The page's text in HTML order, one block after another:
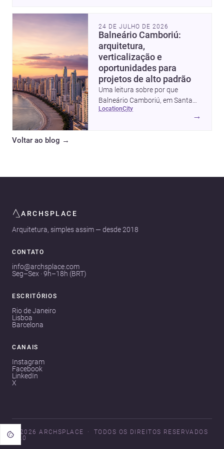
24 DE JULHO DE 2026
Balneário Camboriú:
arquitetura,
verticalização e
oportunidades para
projetos de alto padrão
Uma leitura sobre por que
Balneário Camboriú, em Santa
Catarina, virou referência em
location city
→
Voltar ao blog →
ARCHSPLACE
Arquitetura, simples assim — desde 2018
CONTATO
info@archsplace.com
Seg–Sex · 9h–18h (BRT)
ESCRITÓRIOS
Rio de Janeiro
Lisboa
Barcelona
CANAIS
Instagram
Facebook
LinkedIn
X
© 2026 ARCHSPLACE
TODOS OS DIREITOS RESERVADOS
V3.0